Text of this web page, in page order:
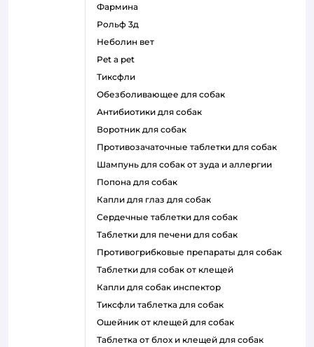
фармина
рольф 3д
неболин вет
pet a pet
тиксфли
обезболивающее для собак
антибиотики для собак
воротник для собак
противозачаточные таблетки для собак
шампунь для собак от зуда и аллергии
попона для собак
капли для глаз для собак
сердечные таблетки для собак
таблетки для печени для собак
противогрибковые препараты для собак
таблетки для собак от клещей
капли для собак инспектор
тиксфли таблетка для собак
ошейник от клещей для собак
таблетка от блох и клещей для собак